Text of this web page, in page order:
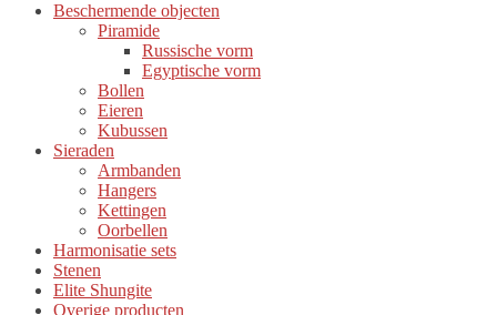
Beschermende objecten
Piramide
Russische vorm
Egyptische vorm
Bollen
Eieren
Kubussen
Sieraden
Armbanden
Hangers
Kettingen
Oorbellen
Harmonisatie sets
Stenen
Elite Shungite
Overige producten